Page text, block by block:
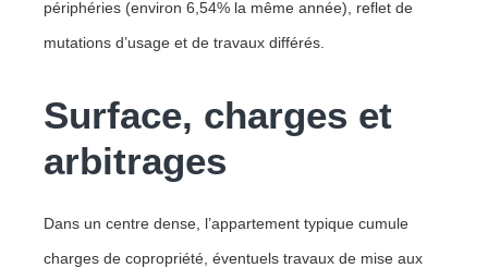
périphéries (environ 6,54% la même année), reflet de
mutations d’usage et de travaux différés.
Surface, charges et
arbitrages
Dans un centre dense, l’appartement typique cumule
charges de copropriété, éventuels travaux de mise aux